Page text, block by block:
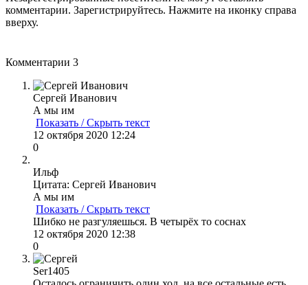
комментарии. Зарегистрируйтесь. Нажмите на иконку справа
вверху.
Комментарии 3
Сергей Иванович
А мы им
Показать / Скрыть текст
12 октября 2020 12:24
0
Ильф
Цитата: Сергей Иванович
А мы им
Показать / Скрыть текст
Шибко не разгуляешься. В четырёх то соснах
12 октября 2020 12:38
0
Ser1405